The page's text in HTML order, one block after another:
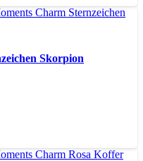
Skorpion